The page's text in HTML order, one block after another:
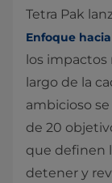
Tetra Pak
Enfoque
los impactos
largo de la
ambicioso
de 20
que definen
detener y